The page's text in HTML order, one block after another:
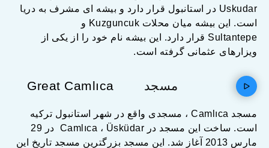
Uskudar در استانبول قرار دارد و بیشه ای مشرف به دریا
است. این بیشه میان محلات Kuzguncuk و
Sultantepe قرار دارد. این بیشه نام خود را از یکی از
ویزارهای عثمانی گرفته است.
مسجد Great Camlıca
مسجد Camlıca ، مسجدی واقع در شهر استانبول ترکیه
است. ساخت این مسجد در Camlıca ، Üsküdar در 29
مارس 2013 آغاز شد. این مسجد بزرگترین مسجد تاریخ این